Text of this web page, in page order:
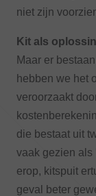
niet zijn
Kit als
Maar er
hebben we het
veroorzaakt
die bestaat uit
vaak gezien als
erop, kitspuit
geval beter